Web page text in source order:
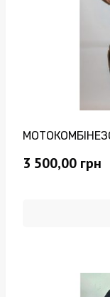
3 500,00 грн